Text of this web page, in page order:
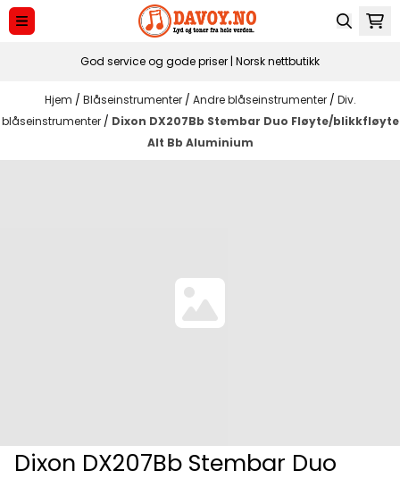
Hopp til innhold
God service og gode priser | Norsk nettbutikk
Hjem / Blåseinstrumenter / Andre blåseinstrumenter / Div.
blåseinstrumenter / Dixon DX207Bb Stembar Duo Fløyte/blikkfløyte
Alt Bb Aluminium
Dixon DX207Bb Stembar Duo